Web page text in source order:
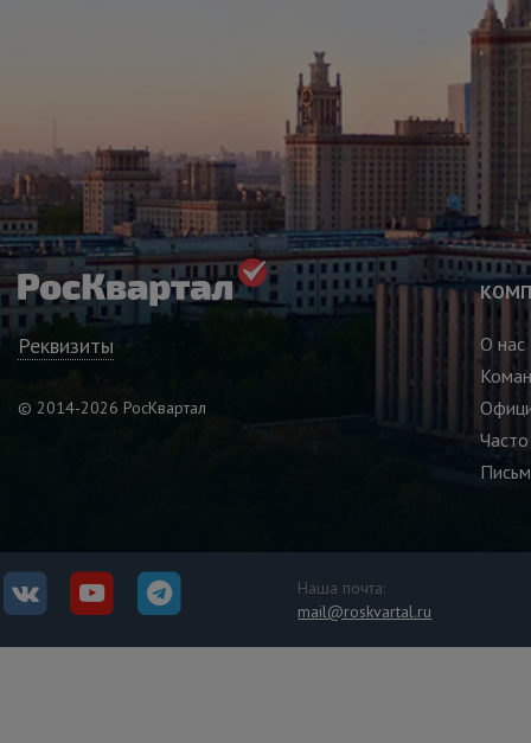
Реквизиты
© 2014-2026 РосКвартал
О нас
Наша почта:
mail@roskvartal.ru